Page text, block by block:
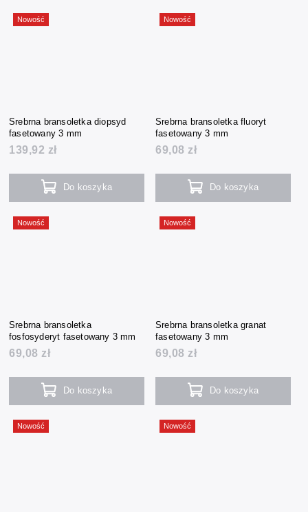
Nowość
Srebrna bransoletka diopsyd
fasetowany 3 mm
139,92 zł
Do koszyka
Nowość
Srebrna bransoletka fluoryt
fasetowany 3 mm
69,08 zł
Do koszyka
Nowość
Srebrna bransoletka
fosfosyderyt fasetowany 3 mm
69,08 zł
Do koszyka
Nowość
Srebrna bransoletka granat
fasetowany 3 mm
69,08 zł
Do koszyka
Nowość Nowość